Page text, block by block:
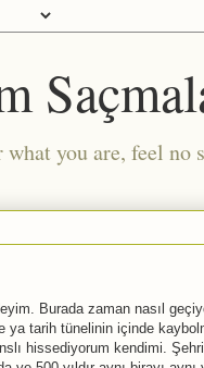
you are, feel no
Burada zaman nasıl
ya tarih tünelinin içinde
hissediyorum kendimi.